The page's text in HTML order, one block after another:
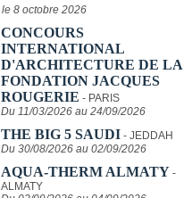
le 8 octobre 2026
CONCOURS
INTERNATIONAL
D'ARCHITECTURE DE LA
FONDATION JACQUES
ROUGERIE - PARIS
Du 11/03/2026 au 24/09/2026
THE BIG 5 SAUDI - JEDDAH
Du 30/08/2026 au 02/09/2026
AQUA-THERM ALMATY -
ALMATY